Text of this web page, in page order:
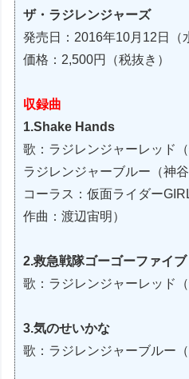
ザ・ラジレンジャーズ
発売日：2016年10月12日（
価格：2,500円（税抜き）
収録曲
1.Shake Hands
歌：ラジレンジャーレッド（
ラジレンジャーブルー（神谷
コーラス：仮面ライダー
作曲：渡辺宙明）
2.救急戦隊ゴーゴーファイブ
歌：ラジレンジャーレッド（
3.気のせいかな
歌：ラジレンジャーブルー（